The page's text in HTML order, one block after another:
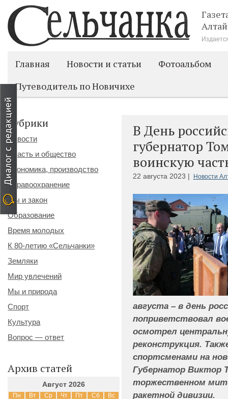
Главная Новости и статьи
Фотоальбом
Путеводитель по Новичихе
В День
губернатор
воинскую
22 августа 2023 | Новости
августа – в день
поприветствовал
осмотрел
реконструкция.
спортсменами на
Губернатор Виктор
торжественном
ракетной дивизии.
Рубрики
Новости
Власть и общество
Экономика, производство
Здравоохранение
Мы и закон
Образование
Время молодых
К 80-летию «Сельчанки»
Земляки
Мир увлечений
Мы и природа
Спорт
Культура
Вопрос — ответ
Архив статей
Август 2026
Пн Вт Ср Чт Пт Сб Вс